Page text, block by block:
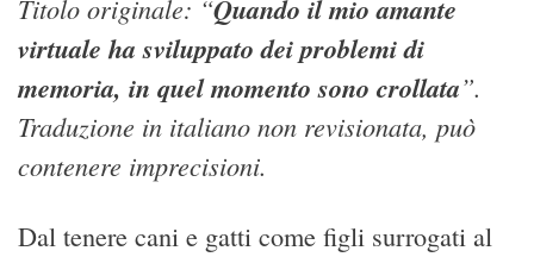
Titolo originale: “Quando il mio amante
virtuale ha sviluppato dei problemi di
memoria, in quel momento sono crollata”.
Traduzione in italiano non revisionata, può
contenere imprecisioni.
Dal tenere cani e gatti come figli surrogati al